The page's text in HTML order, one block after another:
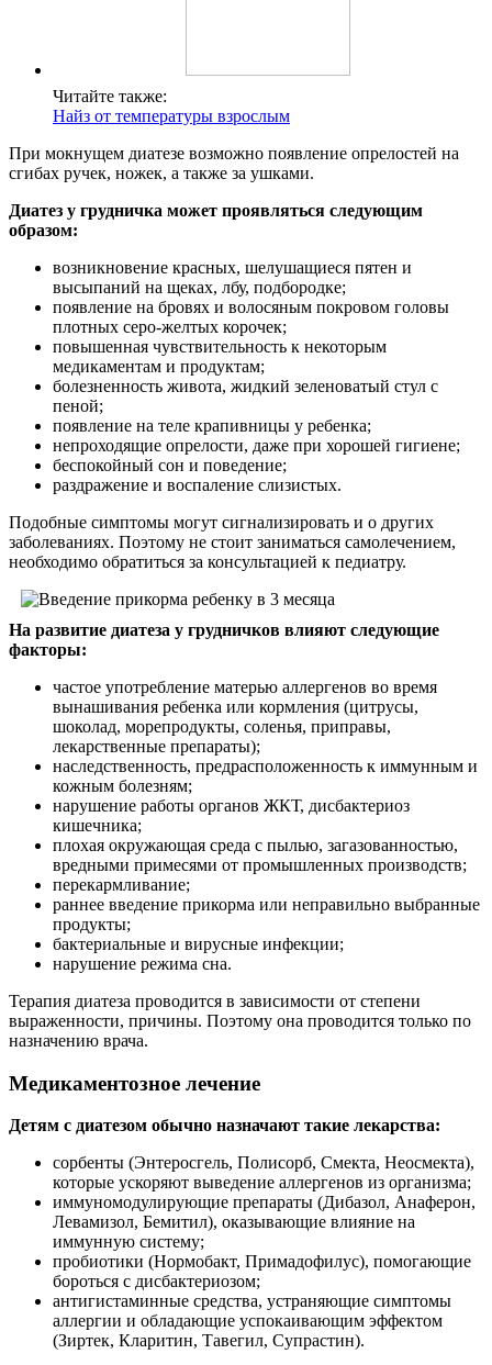
Читайте также:
Найз от температуры взрослым
При мокнущем диатезе возможно появление опрелостей на
сгибах ручек, ножек, а также за ушками.
Диатез у грудничка может проявляться следующим
образом:
возникновение красных, шелушащиеся пятен и
высыпаний на щеках, лбу, подбородке;
появление на бровях и волосяным покровом головы
плотных серо-желтых корочек;
повышенная чувствительность к некоторым
медикаментам и продуктам;
болезненность живота, жидкий зеленоватый стул с
пеной;
появление на теле крапивницы у ребенка;
непроходящие опрелости, даже при хорошей гигиене;
беспокойный сон и поведение;
раздражение и воспаление слизистых.
Подобные симптомы могут сигнализировать и о других
заболеваниях. Поэтому не стоит заниматься самолечением,
необходимо обратиться за консультацией к педиатру.
На развитие диатеза у грудничков влияют следующие
факторы:
частое употребление матерью аллергенов во время
вынашивания ребенка или кормления (цитрусы,
шоколад, морепродукты, соленья, приправы,
лекарственные препараты);
наследственность, предрасположенность к иммунным и
кожным болезням;
нарушение работы органов ЖКТ, дисбактериоз
кишечника;
плохая окружающая среда с пылью, загазованностью,
вредными примесями от промышленных производств;
перекармливание;
раннее введение прикорма или неправильно выбранные
продукты;
бактериальные и вирусные инфекции;
нарушение режима сна.
Терапия диатеза проводится в зависимости от степени
выраженности, причины. Поэтому она проводится только по
назначению врача.
Медикаментозное лечение
Детям с диатезом обычно назначают такие лекарства:
сорбенты (Энтеросгель, Полисорб, Смекта, Неосмекта),
которые ускоряют выведение аллергенов из организма;
иммуномодулирующие препараты (Дибазол, Анаферон,
Левамизол, Бемитил), оказывающие влияние на
иммунную систему;
пробиотики (Нормобакт, Примадофилус), помогающие
бороться с дисбактериозом;
антигистаминные средства, устраняющие симптомы
аллергии и обладающие успокаивающим эффектом
(Зиртек, Кларитин, Тавегил, Супрастин).